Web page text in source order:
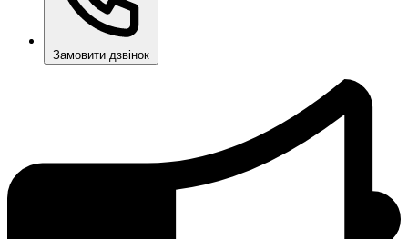
Замовити дзвінок